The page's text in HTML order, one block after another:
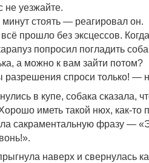
уезжайте.
стоять — реагировал он.
прошло без эксцессов.
попросил погладить
а можно к вам зайти потом?
спроси только! —
в купе, собака сказала,
иметь такой нюх, как-то
сакраментальную фразу —
наверх и свернулась